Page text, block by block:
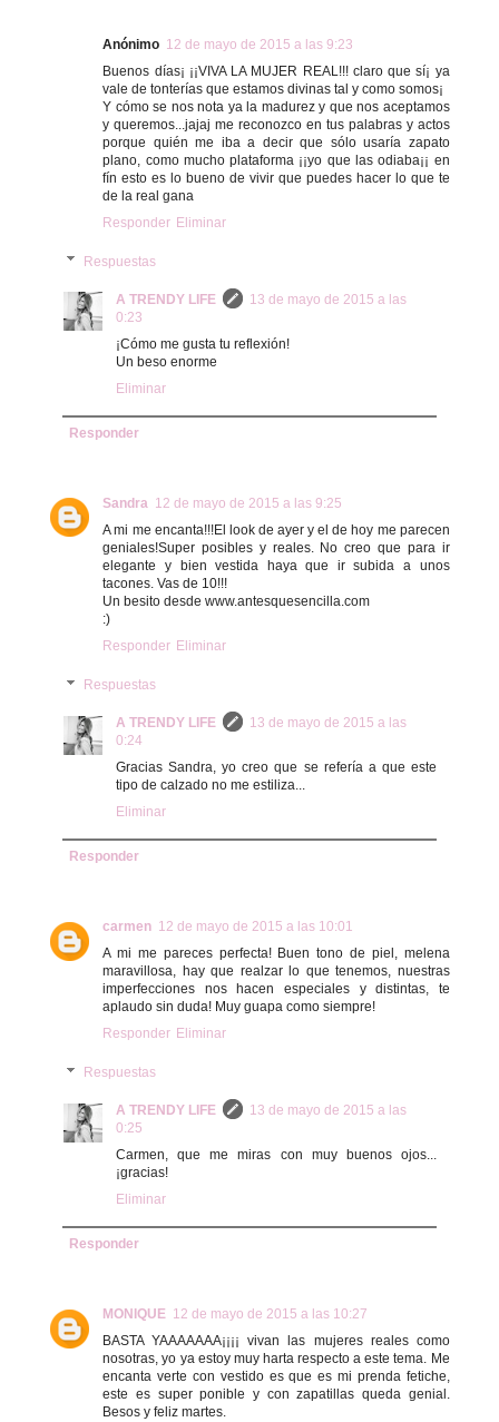
Anónimo 12 de mayo de 2015 a las 9:23
Buenos días¡ ¡¡VIVA LA MUJER REAL!!! claro que sí¡ ya
vale de tonterías que estamos divinas tal y como somos¡
Y cómo se nos nota ya la madurez y que nos aceptamos
y queremos...jajaj me reconozco en tus palabras y actos
porque quién me iba a decir que sólo usaría zapato
plano, como mucho plataforma ¡¡yo que las odiaba¡¡ en
fín esto es lo bueno de vivir que puedes hacer lo que te
de la real gana
Responder Eliminar
Respuestas
A TRENDY LIFE
13 de mayo de 2015 a las
0:23
¡Cómo me gusta tu reflexión!
Un beso enorme
Eliminar
Responder
Sandra 12 de mayo de 2015 a las 9:25
A mi me encanta!!!El look de ayer y el de hoy me parecen
geniales!Super posibles y reales. No creo que para ir
elegante y bien vestida haya que ir subida a unos
tacones. Vas de 10!!!
Un besito desde www.antesquesencilla.com
:)
Responder Eliminar
Respuestas
A TRENDY LIFE
13 de mayo de 2015 a las
0:24
Gracias Sandra, yo creo que se refería a que este
tipo de calzado no me estiliza...
Eliminar
Responder
carmen 12 de mayo de 2015 a las 10:01
A mi me pareces perfecta! Buen tono de piel, melena
maravillosa, hay que realzar lo que tenemos, nuestras
imperfecciones nos hacen especiales y distintas, te
aplaudo sin duda! Muy guapa como siempre!
Responder Eliminar
Respuestas
A TRENDY LIFE
13 de mayo de 2015 a las
0:25
Carmen, que me miras con muy buenos ojos...
¡gracias!
Eliminar
Responder
MONIQUE 12 de mayo de 2015 a las 10:27
BASTA YAAAAAAA¡¡¡¡ vivan las mujeres reales como
nosotras, yo ya estoy muy harta respecto a este tema. Me
encanta verte con vestido es que es mi prenda fetiche,
este es super ponible y con zapatillas queda genial.
Besos y feliz martes.